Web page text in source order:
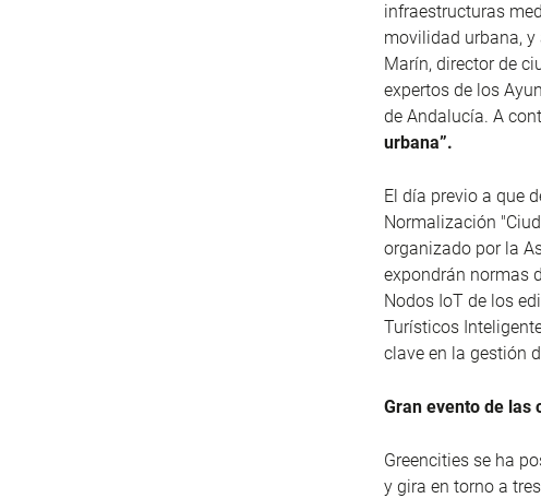
infraestructuras
movilidad urbana,
Marín, director de
expertos de los
de Andalucía. A
urbana”.
El día previo a que
Normalización
organizado por la
expondrán normas
Nodos IoT de los
Turísticos
clave en la gestión
Gran evento de las
Greencities se ha
y gira en torno a